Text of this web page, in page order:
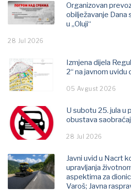
Organizovan
obilježavanje Dana
u „Oluji“
28 Jul 2026
Izmjena dijela
2“ na javnom
05 Avgust 2026
U subotu 25. jula u
obustava
28 Jul 2026
Javni uvid u Nacrt
upravljanja
aspektima za
Varoš; Јavna